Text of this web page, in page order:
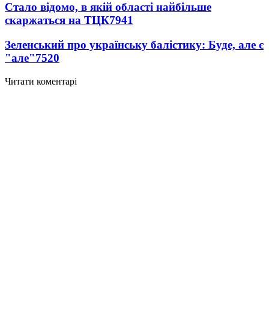
Стало відомо, в якій області найбільше
скаржаться на ТЦК7941
Зеленський про українську балістику: Буде, але є
"але"7520
Читати коментарі